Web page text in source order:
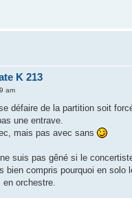
K 213
am
défaire de la partition soit
une entrave.
mais pas avec sans
suis pas gêné si le
bien compris pourquoi en solo
orchestre.